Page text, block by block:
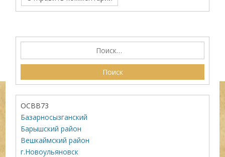
ОСВВ73
Базарносызганский
Барышский район
Вешкаймский район
г.Новоульяновск